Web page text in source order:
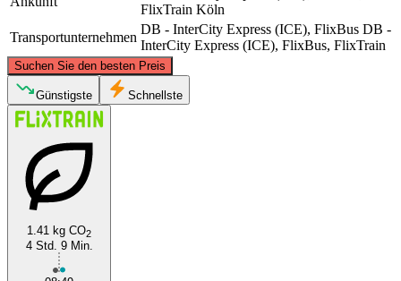
FlixTrain Köln
Transportunternehmen
DB - InterCity Express (ICE), FlixBus DB -
InterCity Express (ICE), FlixBus, FlixTrain
Suchen Sie den besten Preis
©CARTO, ©OpenStreetMapcontributors
Günstigste Schnellste
1.41 kg CO2
4 Std. 9 Min.